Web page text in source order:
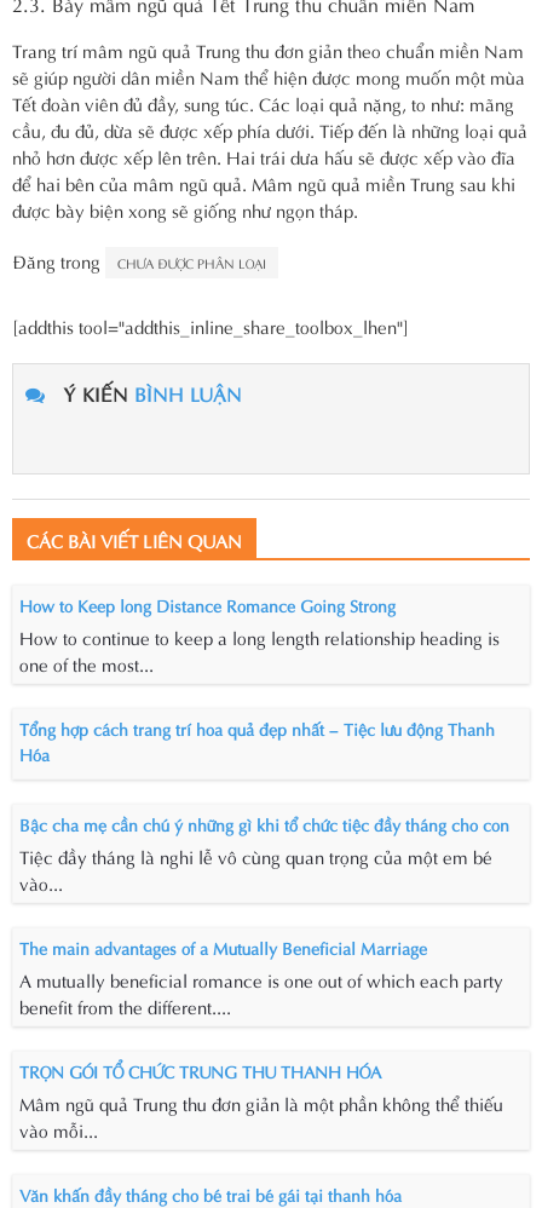
Trang trí mâm ngũ quả Trung thu đơn giản theo chuẩn miền Nam
sẽ giúp người dân miền Nam thể hiện được mong muốn một mùa
Tết đoàn viên đủ đầy, sung túc. Các loại quả nặng, to như: mãng
cầu, đu đủ, dừa sẽ được xếp phía dưới. Tiếp đến là những loại quả
nhỏ hơn được xếp lên trên. Hai trái dưa hấu sẽ được xếp vào đĩa
để hai bên của mâm ngũ quả. Mâm ngũ quả miền Trung sau khi
được bày biện xong sẽ giống như ngọn tháp.
Đăng trong
CHƯA ĐƯỢC PHÂN LOẠI
[addthis tool="addthis_inline_share_toolbox_lhen"]
Ý KIẾN BÌNH LUẬN
CÁC BÀI VIẾT LIÊN QUAN
How to Keep long Distance Romance Going Strong
How to continue to keep a long length relationship heading is
one of the most...
Tổng hợp cách trang trí hoa quả đẹp nhất – Tiệc lưu động Thanh
Hóa
Bậc cha mẹ cần chú ý những gì khi tổ chức tiệc đầy tháng cho con
Tiệc đầy tháng là nghi lễ vô cùng quan trọng của một em bé
vào...
The main advantages of a Mutually Beneficial Marriage
A mutually beneficial romance is one out of which each party
benefit from the different....
TRỌN GÓI TỔ CHỨC TRUNG THU THANH HÓA
Mâm ngũ quả Trung thu đơn giản là một phần không thể thiếu
vào mỗi...
Văn khấn đầy tháng cho bé trai bé gái tại thanh hóa